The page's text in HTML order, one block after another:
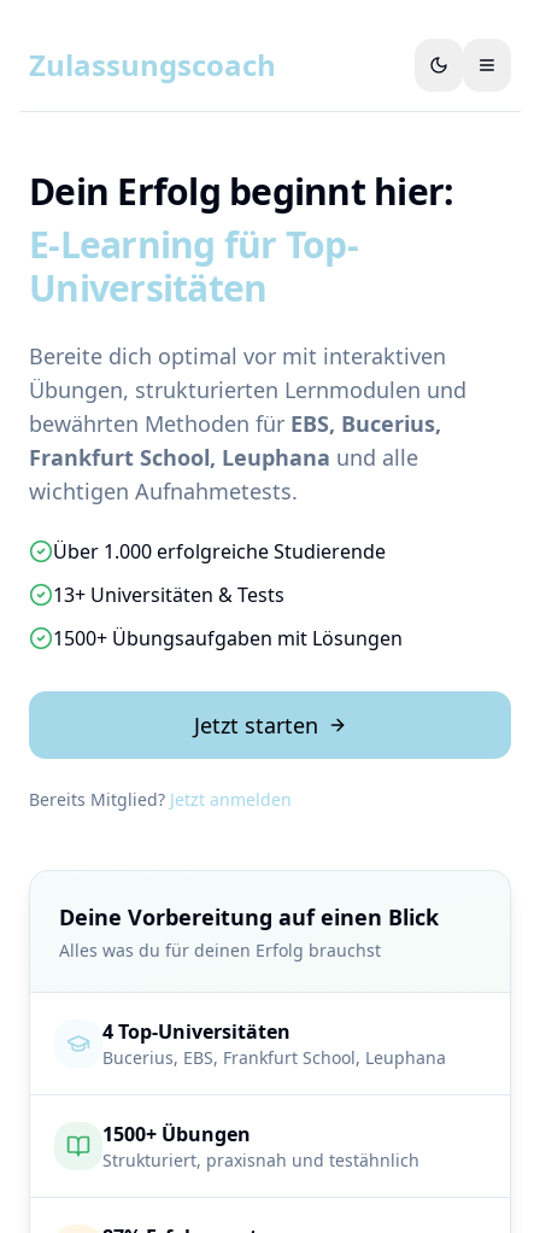
Zulassungscoach
Dein Erfolg beginnt hier:
E-Learning für Top-
Universitäten
Bereite dich optimal vor mit interaktiven
Übungen, strukturierten Lernmodulen und
bewährten Methoden für EBS, Bucerius,
Frankfurt School, Leuphana und alle
wichtigen Aufnahmetests.
Über 1.000 erfolgreiche Studierende
13+ Universitäten & Tests
1500+ Übungsaufgaben mit Lösungen
Jetzt starten
Bereits Mitglied? Jetzt anmelden
Deine Vorbereitung auf einen Blick
Alles was du für deinen Erfolg brauchst
4 Top-Universitäten
Bucerius, EBS, Frankfurt School, Leuphana
1500+ Übungen
Strukturiert, praxisnah und testähnlich